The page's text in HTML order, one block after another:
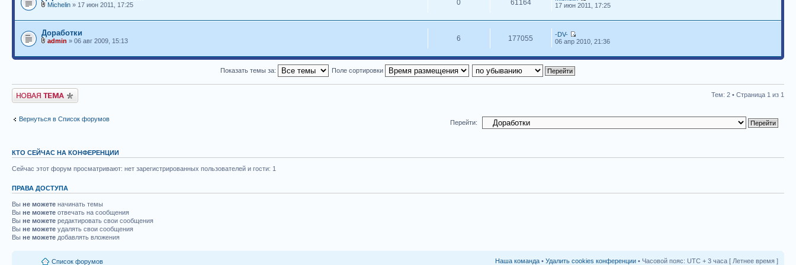
Michelin » 17 июн 2011, 17:25 0 61164
17 июн 2011, 17:25
Доработки
admin » 06 авг 2009, 15:13 6 177055
-DV-
06 апр 2010, 21:36
Показать темы за: Поле сортировки
Новая тема Тем: 2 • Страница 1 из 1
Вернуться в Список форумов
Перейти:
КТО СЕЙЧАС НА КОНФЕРЕНЦИИ
Сейчас этот форум просматривают: нет зарегистрированных пользователей и гости: 1
ПРАВА ДОСТУПА
Вы не можете начинать темы
Вы не можете отвечать на сообщения
Вы не можете редактировать свои сообщения
Вы не можете удалять свои сообщения
Вы не можете добавлять вложения
Список форумов Наша команда • Удалить cookies конференции • Часовой пояс: UTC + 3 часа [ Летнее время ]